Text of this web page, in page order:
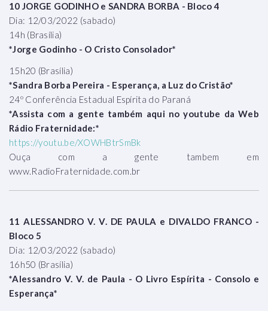
10 JORGE GODINHO e SANDRA BORBA - Bloco 4
Dia: 12/03/2022 (sabado)
14h (Brasília)
*Jorge Godinho - O Cristo Consolador*
15h20 (Brasília)
*Sandra Borba Pereira - Esperança, a Luz do Cristão*
24º Conferência Estadual Espírita do Paraná
*Assista com a gente também aqui no youtube da Web
Rádio Fraternidade:*
https://youtu.be/XOWHBtrSmBk
Ouça com a gente tambem em
www.RadioFraternidade.com.br
11 ALESSANDRO V. V. DE PAULA e DIVALDO FRANCO -
Bloco 5
Dia: 12/03/2022 (sabado)
16h50 (Brasília)
*Alessandro V. V. de Paula - O Livro Espírita - Consolo e
Esperança*